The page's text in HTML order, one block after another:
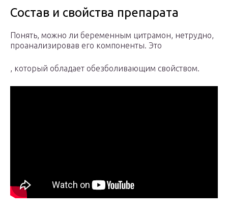
Состав и свойства препарата
Понять, можно ли беременным цитрамон, нетрудно,
проанализировав его компоненты. Это
, который обладает обезболивающим свойством.